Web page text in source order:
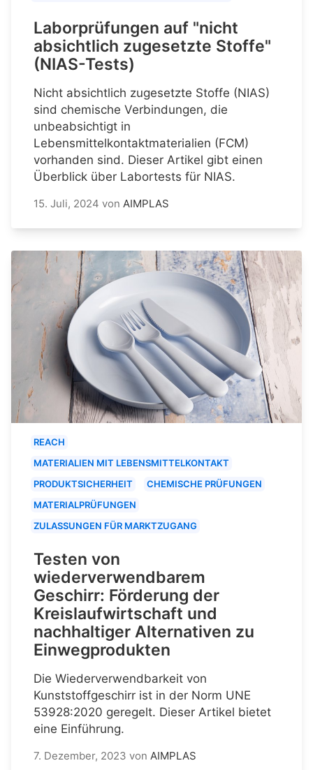
Laborprüfungen auf "nicht
absichtlich zugesetzte Stoffe"
(NIAS-Tests)
Nicht absichtlich zugesetzte Stoffe (NIAS)
sind chemische Verbindungen, die
unbeabsichtigt in
Lebensmittelkontaktmaterialien (FCM)
vorhanden sind. Dieser Artikel gibt einen
Überblick über Labortests für NIAS.
15. Juli, 2024 von AIMPLAS
REACH
MATERIALIEN MIT LEBENSMITTELKONTAKT
PRODUKTSICHERHEIT
CHEMISCHE PRÜFUNGEN
MATERIALPRÜFUNGEN
ZULASSUNGEN FÜR MARKTZUGANG
Testen von
wiederverwendbarem
Geschirr: Förderung der
Kreislaufwirtschaft und
nachhaltiger Alternativen zu
Einwegprodukten
Die Wiederverwendbarkeit von
Kunststoffgeschirr ist in der Norm UNE
53928:2020 geregelt. Dieser Artikel bietet
eine Einführung.
7. Dezember, 2023 von AIMPLAS